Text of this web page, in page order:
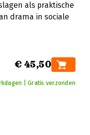
als praktische
drama in sociale
€ 45,50
| Gratis verzonden